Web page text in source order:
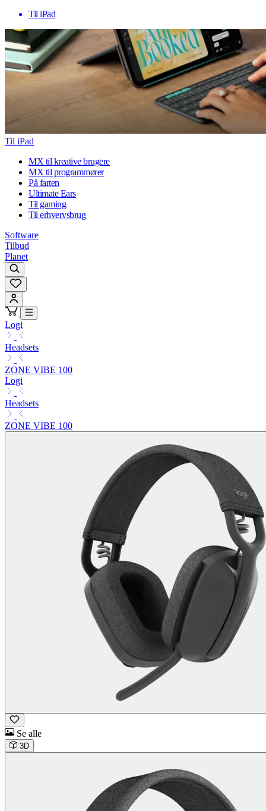
Til iPad
Til iPad
MX til kreative brugere
MX til programmører
På farten
Ultimate Ears
Til gaming
Til erhvervsbrug
Software
Tilbud
Planet
Logi
Headsets
ZONE VIBE 100
Logi
Headsets
ZONE VIBE 100
Se alle
3D